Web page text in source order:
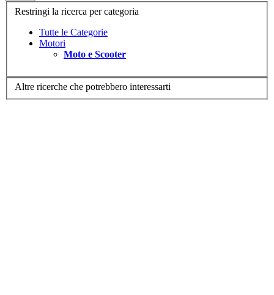
Restringi la ricerca per categoria
Tutte le Categorie
Motori
Moto e Scooter
Altre ricerche che potrebbero interessarti